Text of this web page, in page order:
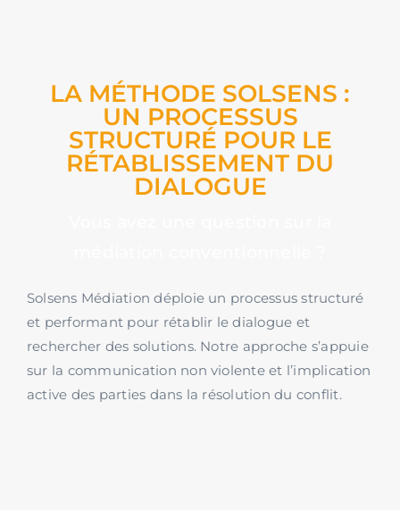
LA MÉTHODE SOLSENS :
UN PROCESSUS
STRUCTURÉ POUR LE
RÉTABLISSEMENT DU
DIALOGUE
Solsens Médiation déploie un processus structuré
et performant pour rétablir le dialogue et
rechercher des solutions. Notre approche s’appuie
sur la communication non violente et l’implication
active des parties dans la résolution du conflit.